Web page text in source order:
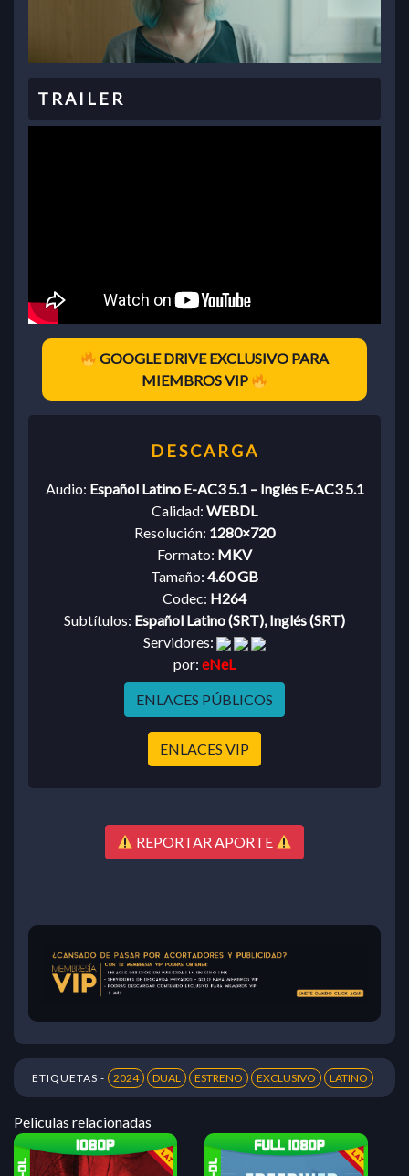
GOOGLE DRIVE EXCLUSIVO PARA
MIEMBROS VIP
Audio: Español Latino E-AC3 5.1 – Inglés E-AC3 5.1
Calidad: WEBDL
Resolución: 1280×720
Formato: MKV
Tamaño: 4.60 GB
Codec: H264
Subtítulos: Español Latino (SRT), Inglés (SRT)
Servidores:
por: eNeL
ENLACES PÚBLICOS
ENLACES VIP
REPORTAR APORTE
ETIQUETAS - 2024 DUAL ESTRENO EXCLUSIVO LATINO
Peliculas relacionadas